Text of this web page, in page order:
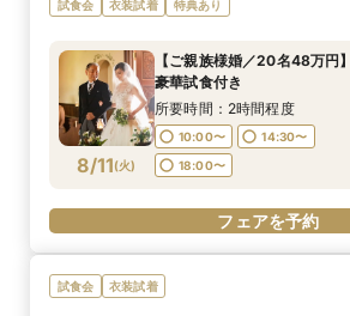
試食会 衣装試着 特典あり
8/11(火)
【ご親族様婚／20名48万円
豪華試食付き
所要時間：2時間程度
10:00〜
14:30〜
18:00〜
フェアを予約
試食会 衣装試着